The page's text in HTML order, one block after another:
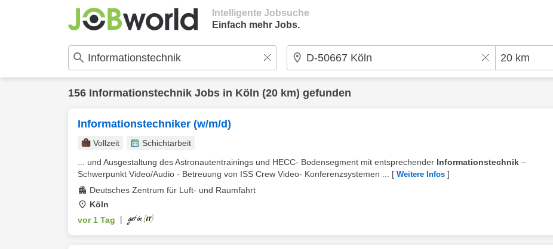
Intelligente Jobsuche
Einfach mehr Jobs.
156 Informationstechnik Jobs in Köln (20 km) gefunden
Informationstechniker (w/m/d)
Vollzeit
Schichtarbeit
... und Ausgestaltung des Astronautentrainings und HECC- Bodensegment mit entsprechender Informationstechnik –
Schwerpunkt Video/Audio - Betreuung von ISS Crew Video- Konferenzsystemen ...
[ Weitere Infos ]
Deutsches Zentrum für Luft- und Raumfahrt
Köln
vor 1 Tag